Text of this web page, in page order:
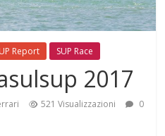
Report SUP Race
2017
521 Visualizzazioni
0